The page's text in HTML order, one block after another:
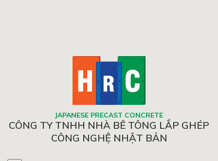
JAPANESE PRECAST CONCRETE
CÔNG TY TNHH NHÀ BÊ TÔNG LẮP GHÉP
CÔNG NGHỆ NHẬT BẢN